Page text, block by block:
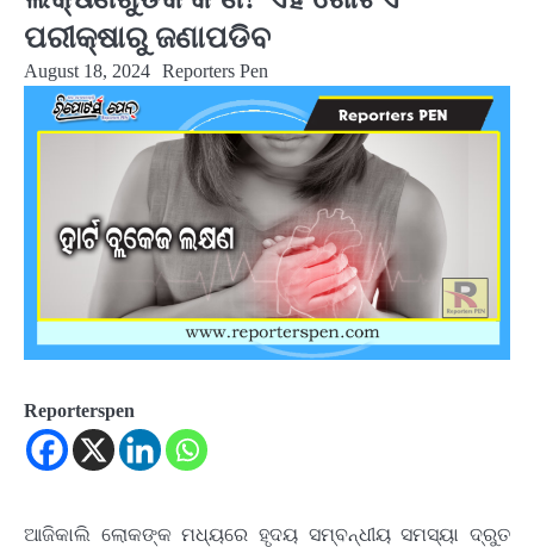
ପରୀକ୍ଷାରୁ ଜଣାପଡିବ
August 18, 2024 Reporters Pen
Reporterspen
ଆଜିକାଲି ଲୋକଙ୍କ ମଧ୍ୟରେ ହୃଦୟ ସମ୍ବନ୍ଧୀୟ ସମସ୍ୟା ଦ୍ରୁତ